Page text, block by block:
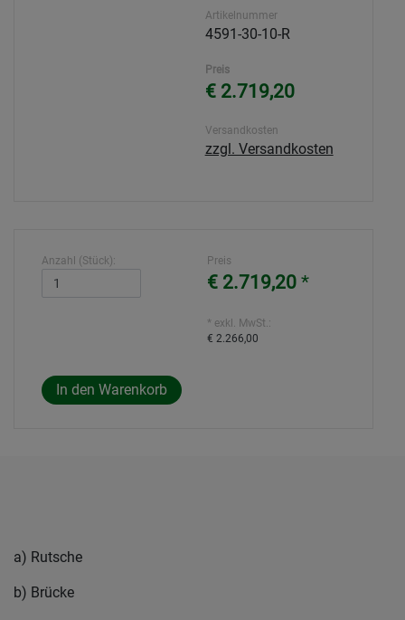
Artikelnummer
4591-30-10-R
Preis
€ 2.719,20
Versandkosten
zzgl. Versandkosten
Anzahl (Stück): Preis
€ 2.719,20 *
* exkl. MwSt.:
€ 2.266,00
a) Rutsche
b) Brücke